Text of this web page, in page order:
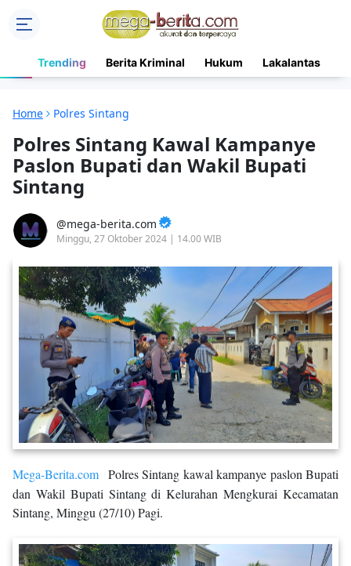
Trending Berita Kriminal Hukum Lakalantas
Home Polres Sintang
Polres Sintang Kawal Kampanye
Paslon Bupati dan Wakil Bupati
Sintang
mega-berita.com
Minggu, 27 Oktober 2024 | 14.00 WIB
Mega-Berita.com Polres Sintang kawal kampanye paslon Bupati
dan Wakil Bupati Sintang di Kelurahan Mengkurai Kecamatan
Sintang, Minggu (27/10) Pagi.